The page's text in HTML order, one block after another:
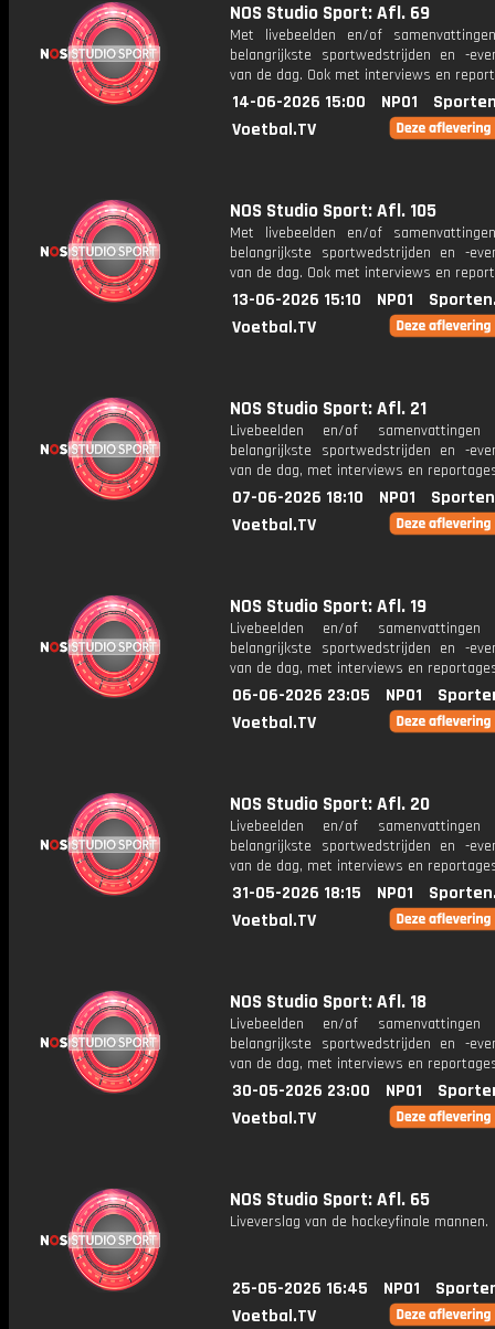
NOS Studio Sport: Afl. 69
Met livebeelden en/of
belangrijkste sportwedstrijden en -
van de dag. Ook met interviews en
14-06-2026 15:00 NPO1
Voetbal.TV
NOS Studio Sport: Afl. 105
Met livebeelden en/of
belangrijkste sportwedstrijden en -
van de dag. Ook met interviews en
13-06-2026 15:10 NPO1
Voetbal.TV
NOS Studio Sport: Afl. 21
Livebeelden en/of
belangrijkste sportwedstrijden en -
van de dag, met interviews en
07-06-2026 18:10 NPO1
Voetbal.TV
NOS Studio Sport: Afl. 19
Livebeelden en/of
belangrijkste sportwedstrijden en -
van de dag, met interviews en
06-06-2026 23:05 NPO1
Voetbal.TV
NOS Studio Sport: Afl. 20
Livebeelden en/of
belangrijkste sportwedstrijden en -
van de dag, met interviews en
31-05-2026 18:15 NPO1
Voetbal.TV
NOS Studio Sport: Afl. 18
Livebeelden en/of
belangrijkste sportwedstrijden en -
van de dag, met interviews en
30-05-2026 23:00 NPO1
Voetbal.TV
NOS Studio Sport: Afl. 65
Liveverslag van de hockeyfinale mannen.
25-05-2026 16:45 NPO1
Voetbal.TV